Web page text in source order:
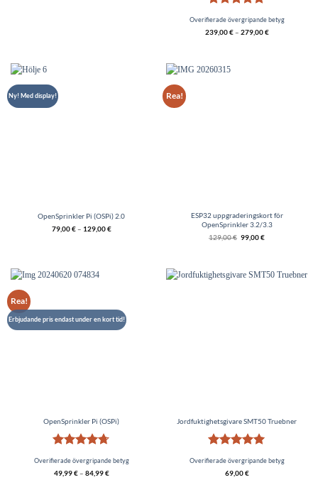
Betygsatt
Overifierade övergripande betyg
239,00€– 279,00€
Ny! Med display!
OpenSprinkler Pi (OSPi) 2.0
79,00€– 129,00€
Rea!
ESP32 uppgraderingskort för
OpenSprinkler 3.2/3.3
129,00€ Det
ursprungliga
99,00€Nypriset
Rea!
Erbjudande pris endast under en kort tid!
OpenSprinkler Pi (OSPi)
Betygsatt
av 5
Overifierade övergripande betyg
49,99€– 84,99€
Jordfuktighetsgivare SMT50 Truebner
Betygsatt
Overifierade övergripande betyg
69,00€